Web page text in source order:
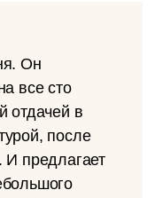
Он
все сто
отдачей в
после
И предлагает